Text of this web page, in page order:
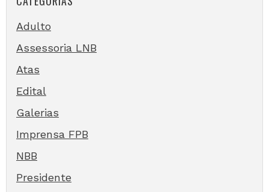
Adulto
Assessoria LNB
Atas
Edital
Galerias
Imprensa FPB
NBB
Presidente